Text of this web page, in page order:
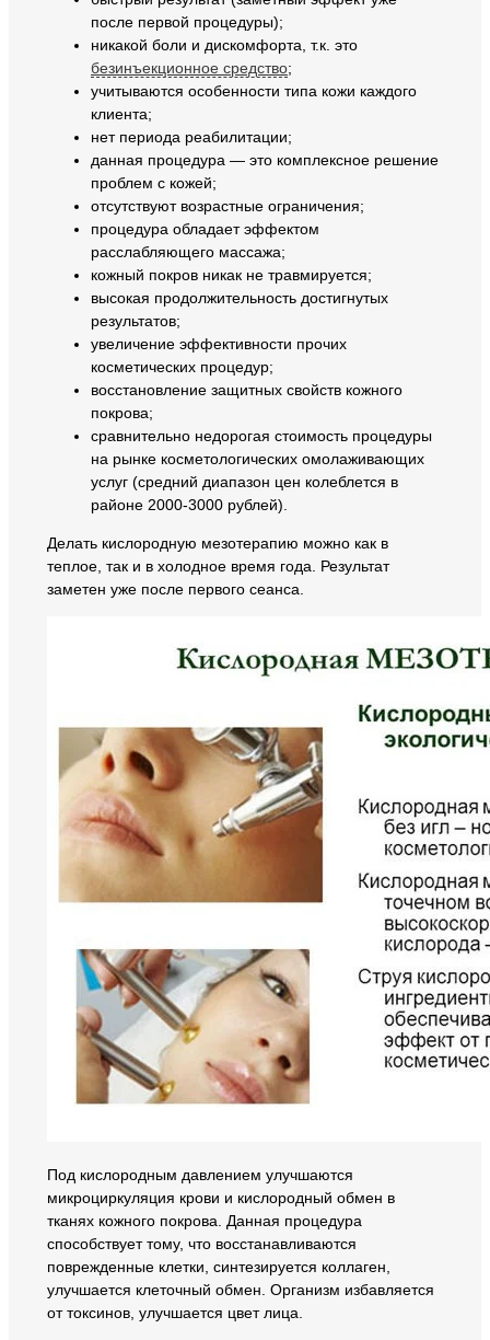
после первой процедуры);
никакой боли и дискомфорта, т.к. это
безинъекционное средство;
учитываются особенности типа кожи каждого
клиента;
нет периода реабилитации;
данная процедура — это комплексное решение
проблем с кожей;
отсутствуют возрастные ограничения;
процедура обладает эффектом
расслабляющего массажа;
кожный покров никак не травмируется;
высокая продолжительность достигнутых
результатов;
увеличение эффективности прочих
косметических процедур;
восстановление защитных свойств кожного
покрова;
сравнительно недорогая стоимость процедуры
на рынке косметологических омолаживающих
услуг (средний диапазон цен колеблется в
районе 2000-3000 рублей).
Делать кислородную мезотерапию можно как в
теплое, так и в холодное время года. Результат
заметен уже после первого сеанса.
Под кислородным давлением улучшаются
микроциркуляция крови и кислородный обмен в
тканях кожного покрова. Данная процедура
способствует тому, что восстанавливаются
поврежденные клетки, синтезируется коллаген,
улучшается клеточный обмен. Организм избавляется
от токсинов, улучшается цвет лица.